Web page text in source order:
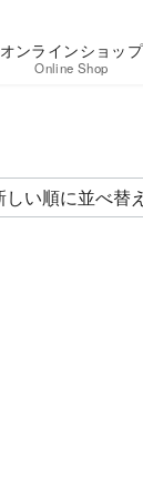
オンラインショップ
Online Shop